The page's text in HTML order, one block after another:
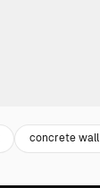
concrete wall